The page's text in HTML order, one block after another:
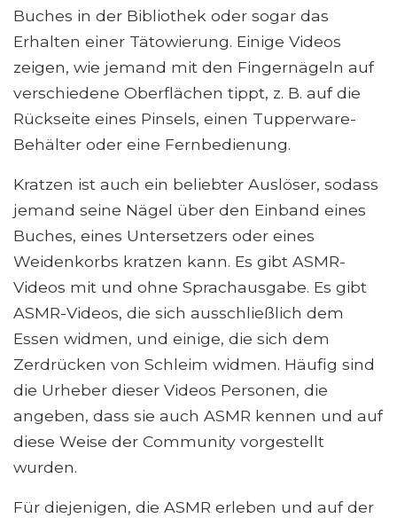
Buches in der Bibliothek oder sogar das
Erhalten einer Tätowierung. Einige Videos
zeigen, wie jemand mit den Fingernägeln auf
verschiedene Oberflächen tippt, z. B. auf die
Rückseite eines Pinsels, einen Tupperware-
Behälter oder eine Fernbedienung.
Kratzen ist auch ein beliebter Auslöser, sodass
jemand seine Nägel über den Einband eines
Buches, eines Untersetzers oder eines
Weidenkorbs kratzen kann. Es gibt ASMR-
Videos mit und ohne Sprachausgabe. Es gibt
ASMR-Videos, die sich ausschließlich dem
Essen widmen, und einige, die sich dem
Zerdrücken von Schleim widmen. Häufig sind
die Urheber dieser Videos Personen, die
angeben, dass sie auch ASMR kennen und auf
diese Weise der Community vorgestellt
wurden.
Für diejenigen, die ASMR erleben und auf der